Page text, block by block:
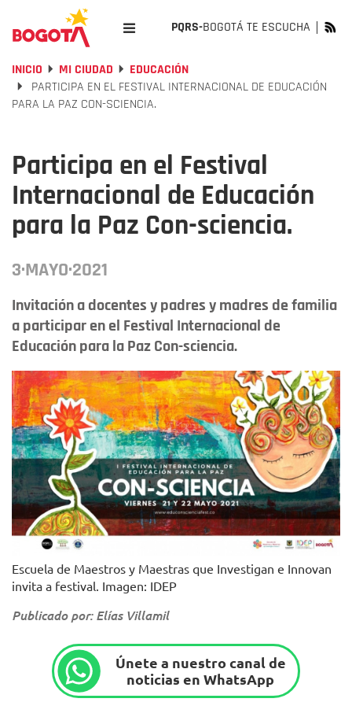
PQRS-BOGOTÁ TE ESCUCHA
INICIO MI CIUDAD
EDUCACIÓN
PARTICIPA EN EL FESTIVAL INTERNACIONAL DE EDUCACIÓN
PARA LA PAZ CON-SCIENCIA.
Participa en el Festival
Internacional de Educación
para la Paz Con-sciencia.
3·MAYO·2021
Invitación a docentes y padres y madres de familia
a participar en el Festival Internacional de
Educación para la Paz Con-sciencia.
Escuela de Maestros y Maestras que Investigan e Innovan
invita a festival. Imagen: IDEP
Publicado por: Elías Villamil
Únete a nuestro canal de
noticias en WhatsApp